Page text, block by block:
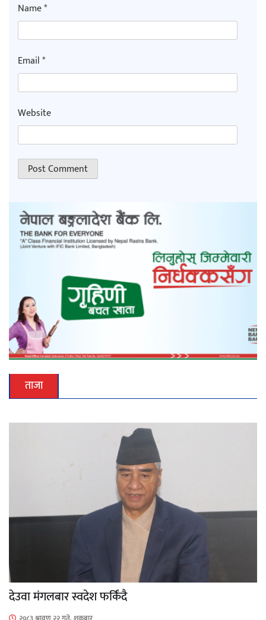
Name*
Email*
Website
ताजा
देउवा मंगलबार स्वदेश फर्किंदै